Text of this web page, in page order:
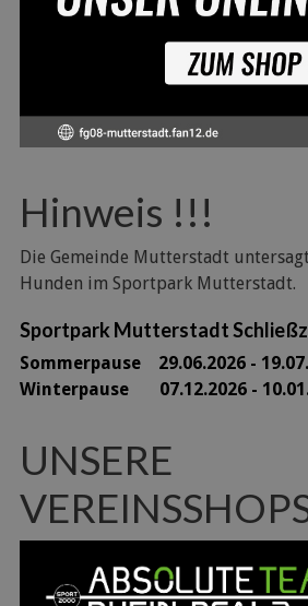
Hinweis !!!
Die Gemeinde Mutterstadt
Hunden im Sportpark Mutterstadt.
Sportpark Mutterstadt
Sommerpause 29.06.2026 -
Winterpause 07.12.2026 -
UNSERE